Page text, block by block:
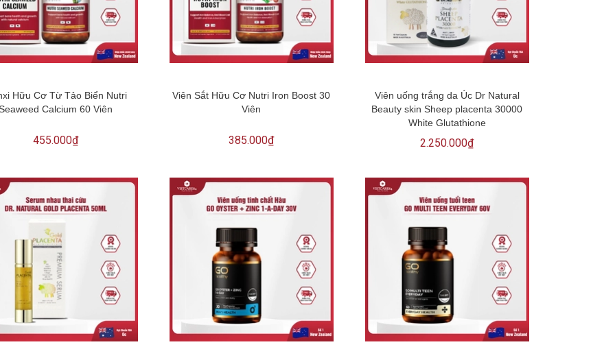
Hữu Cơ Từ Tảo Biển Nutri
Calcium 60 Viên
455.000₫
Viên Sắt Hữu Cơ Nutri Iron Boost 30
Viên
385.000₫
Viên uống trắng da Úc Dr Natural
Beauty skin Sheep placenta 30000
White Glutathione
2.250.000₫